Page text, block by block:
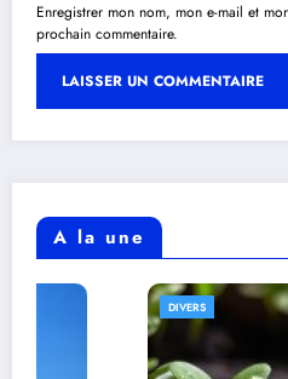
Enregistrer mon nom, mon e-mail et
prochain commentaire.
A la une